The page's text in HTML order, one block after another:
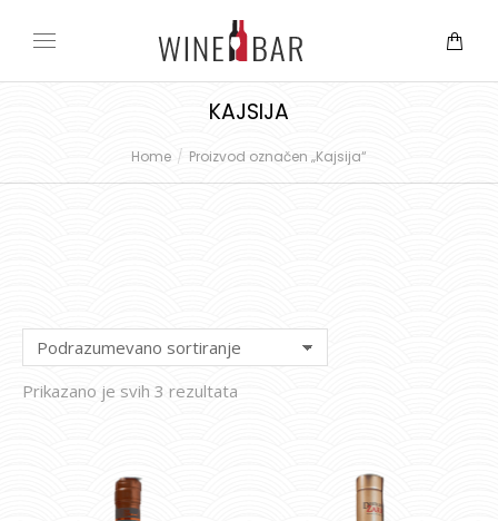
KAJSIJA
You are here:Home Proizvod označen „Kajsija“
Prikazano je svih 3 rezultata